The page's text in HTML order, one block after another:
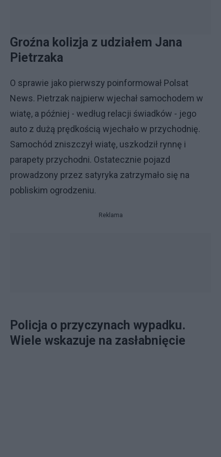
Groźna kolizja z udziałem Jana
Pietrzaka
O sprawie jako pierwszy poinformował Polsat
News. Pietrzak najpierw wjechał samochodem w
wiatę, a później - według relacji świadków - jego
auto z dużą prędkością wjechało w przychodnię.
Samochód zniszczył wiatę, uszkodził rynnę i
parapety przychodni. Ostatecznie pojazd
prowadzony przez satyryka zatrzymało się na
pobliskim ogrodzeniu.
Reklama
Policja o przyczynach wypadku.
Wiele wskazuje na zasłabnięcie